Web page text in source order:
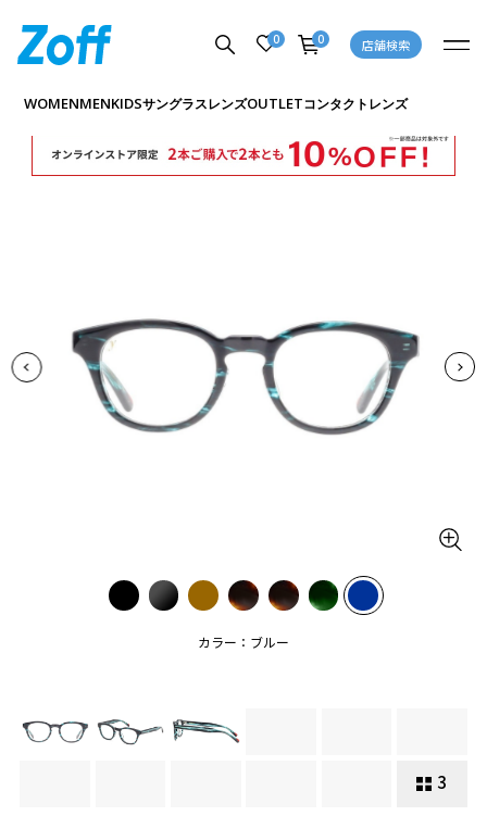
0 0 店舗検索
WOMENMENKIDSサングラスレンズOUTLETコンタクトレンズ
カラー：ブルー
3
商品詳細ページへ